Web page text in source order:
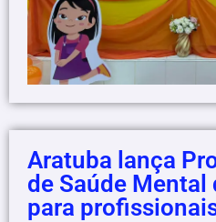
Aratuba lança
de Saúde Mental
para